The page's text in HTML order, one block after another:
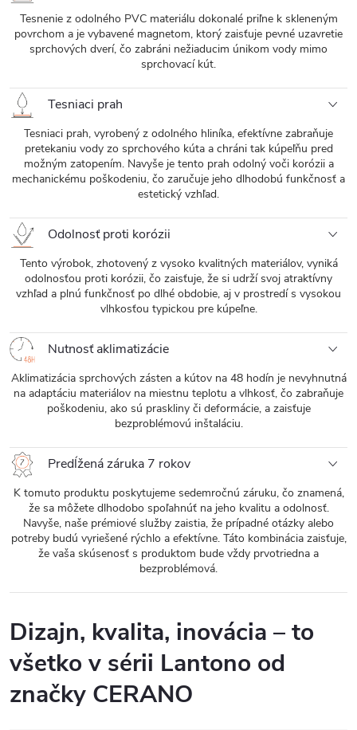
Tesnenie z odolného PVC materiálu dokonalé priľne k skleneným
povrchom a je vybavené magnetom, ktorý zaisťuje pevné uzavretie
sprchových dverí, čo zabráni nežiaducim únikom vody mimo
sprchovací kút.
Tesniaci prah
Tesniaci prah, vyrobený z odolného hliníka, efektívne zabraňuje
pretekaniu vody zo sprchového kúta a chráni tak kúpeľňu pred
možným zatopením. Navyše je tento prah odolný voči korózii a
mechanickému poškodeniu, čo zaručuje jeho dlhodobú funkčnosť a
estetický vzhľad.
Odolnosť proti korózii
Tento výrobok, zhotovený z vysoko kvalitných materiálov, vyniká
odolnosťou proti korózii, čo zaisťuje, že si udrží svoj atraktívny
vzhľad a plnú funkčnosť po dlhé obdobie, aj v prostredí s vysokou
vlhkosťou typickou pre kúpeľne.
Nutnosť aklimatizácie
Aklimatizácia sprchových zásten a kútov na 48 hodín je nevyhnutná
na adaptáciu materiálov na miestnu teplotu a vlhkosť, čo zabraňuje
poškodeniu, ako sú praskliny či deformácie, a zaisťuje
bezproblémovú inštaláciu.
Predĺžená záruka 7 rokov
K tomuto produktu poskytujeme sedemročnú záruku, čo znamená,
že sa môžete dlhodobo spoľahnúť na jeho kvalitu a odolnosť.
Navyše, naše prémiové služby zaistia, že prípadné otázky alebo
potreby budú vyriešené rýchlo a efektívne. Táto kombinácia zaisťuje,
že vaša skúsenosť s produktom bude vždy prvotriedna a
bezproblémová.
Dizajn, kvalita, inovácia – to
všetko v sérii Lantono od
značky CERANO